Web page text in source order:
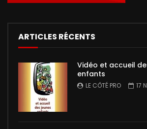
ARTICLES RÉCENTS
Vidéo et accueil
enfants
LE CÔTÉ PRO 17